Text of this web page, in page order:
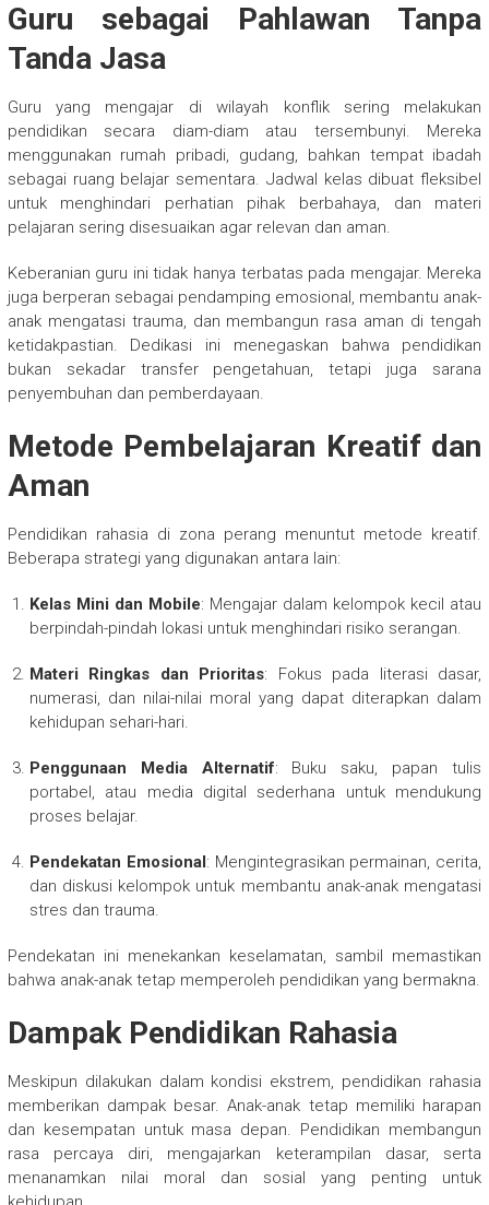
Guru sebagai Pahlawan Tanpa
Tanda Jasa
Guru yang mengajar di wilayah konflik sering melakukan
pendidikan secara diam-diam atau tersembunyi. Mereka
menggunakan rumah pribadi, gudang, bahkan tempat ibadah
sebagai ruang belajar sementara. Jadwal kelas dibuat fleksibel
untuk menghindari perhatian pihak berbahaya, dan materi
pelajaran sering disesuaikan agar relevan dan aman.
Keberanian guru ini tidak hanya terbatas pada mengajar. Mereka
juga berperan sebagai pendamping emosional, membantu anak-
anak mengatasi trauma, dan membangun rasa aman di tengah
ketidakpastian. Dedikasi ini menegaskan bahwa pendidikan
bukan sekadar transfer pengetahuan, tetapi juga sarana
penyembuhan dan pemberdayaan.
Metode Pembelajaran Kreatif dan
Aman
Pendidikan rahasia di zona perang menuntut metode kreatif.
Beberapa strategi yang digunakan antara lain:
Kelas Mini dan Mobile: Mengajar dalam kelompok kecil atau
berpindah-pindah lokasi untuk menghindari risiko serangan.
Materi Ringkas dan Prioritas: Fokus pada literasi dasar,
numerasi, dan nilai-nilai moral yang dapat diterapkan dalam
kehidupan sehari-hari.
Penggunaan Media Alternatif: Buku saku, papan tulis
portabel, atau media digital sederhana untuk mendukung
proses belajar.
Pendekatan Emosional: Mengintegrasikan permainan, cerita,
dan diskusi kelompok untuk membantu anak-anak mengatasi
stres dan trauma.
Pendekatan ini menekankan keselamatan, sambil memastikan
bahwa anak-anak tetap memperoleh pendidikan yang bermakna.
Dampak Pendidikan Rahasia
Meskipun dilakukan dalam kondisi ekstrem, pendidikan rahasia
memberikan dampak besar. Anak-anak tetap memiliki harapan
dan kesempatan untuk masa depan. Pendidikan membangun
rasa percaya diri, mengajarkan keterampilan dasar, serta
menanamkan nilai moral dan sosial yang penting untuk